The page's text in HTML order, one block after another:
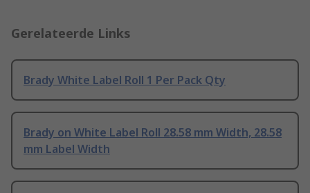
Gerelateerde Links
Brady White Label Roll 1 Per Pack Qty
Brady on White Label Roll 28.58 mm Width, 28.58
mm Label Width